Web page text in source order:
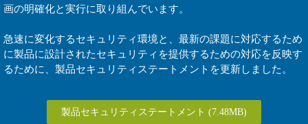
画の明確化と実行に取り組んでいます。
急速に変化するセキュリティ環境と、最新の課題に対応するため
に製品に設計されたセキュリティを提供するための対応を反映す
るために、製品セキュリティステートメントを更新しました。
製品セキュリティステートメント (7.48MB)